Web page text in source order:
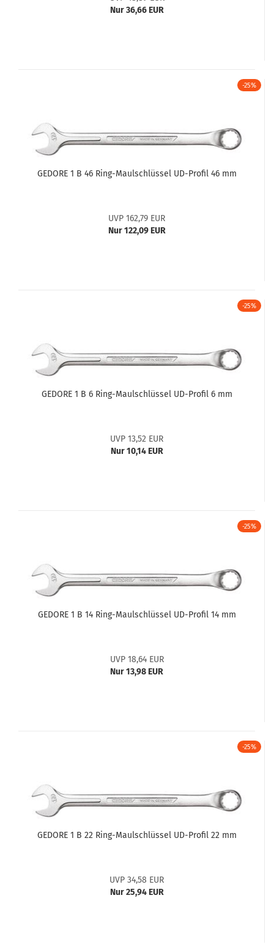
Nur 36,66 EUR
-25%
GEDORE 1 B 46 Ring-Maulschlüssel UD-Profil 46 mm
UVP 162,79 EUR
Nur 122,09 EUR
-25%
GEDORE 1 B 6 Ring-Maulschlüssel UD-Profil 6 mm
UVP 13,52 EUR
Nur 10,14 EUR
-25%
GEDORE 1 B 14 Ring-Maulschlüssel UD-Profil 14 mm
UVP 18,64 EUR
Nur 13,98 EUR
-25%
GEDORE 1 B 22 Ring-Maulschlüssel UD-Profil 22 mm
UVP 34,58 EUR
Nur 25,94 EUR